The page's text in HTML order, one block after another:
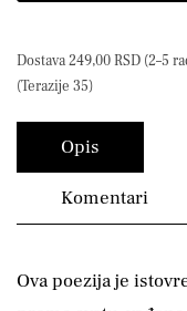
Dostava 249,00 RSD (2–5
(Terazije 35)
Opis
Komentari
Ova poezija je